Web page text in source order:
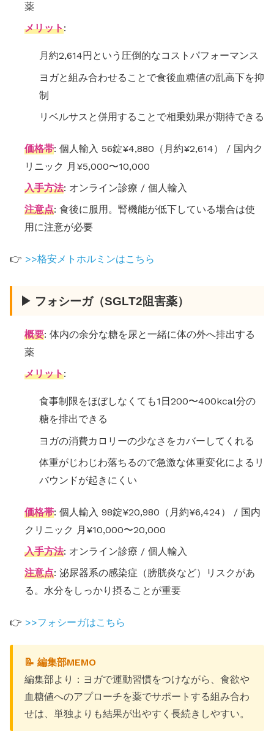
薬
メリット:
月約2,614円という圧倒的なコストパフォーマンス
ヨガと組み合わせることで食後血糖値の乱高下を抑
制
リベルサスと併用することで相乗効果が期待できる
価格帯: 個人輸入 56錠¥4,880（月約¥2,614） / 国内ク
リニック 月¥5,000〜10,000
入手方法: オンライン診療 / 個人輸入
注意点: 食後に服用。腎機能が低下している場合は使
用に注意が必要
👉 >>格安メトホルミンはこちら
▶ フォシーガ（SGLT2阻害薬）
概要: 体内の余分な糖を尿と一緒に体の外へ排出する
薬
メリット:
食事制限をほぼしなくても1日200〜400kcal分の
糖を排出できる
ヨガの消費カロリーの少なさをカバーしてくれる
体重がじわじわ落ちるので急激な体重変化によるリ
バウンドが起きにくい
価格帯: 個人輸入 98錠¥20,980（月約¥6,424） / 国内
クリニック 月¥10,000〜20,000
入手方法: オンライン診療 / 個人輸入
注意点: 泌尿器系の感染症（膀胱炎など）リスクがあ
る。水分をしっかり摂ることが重要
👉 >>フォシーガはこちら
📝 編集部MEMO
編集部より：ヨガで運動習慣をつけながら、食欲や
血糖値へのアプローチを薬でサポートする組み合わ
せは、単独よりも結果が出やすく長続きしやすい。